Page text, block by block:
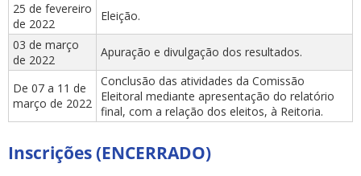
25 de fevereiro
de 2022
Eleição.
03 de março
de 2022
Apuração e divulgação dos resultados.
De 07 a 11 de
março de 2022
Conclusão das atividades da Comissão
Eleitoral mediante apresentação do relatório
final, com a relação dos eleitos, à Reitoria.
Inscrições(ENCERRADO)